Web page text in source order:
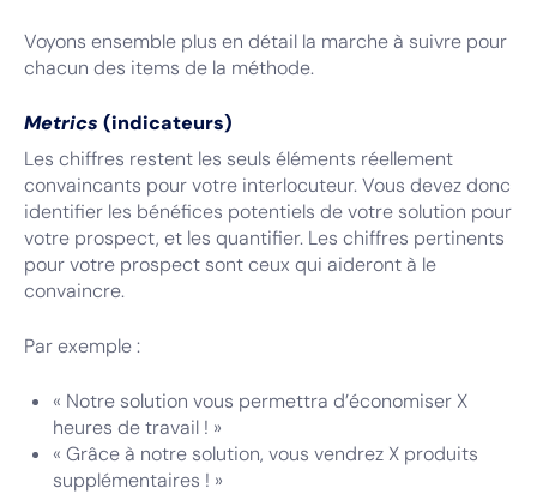
Voyons ensemble plus en détail la marche à suivre pour
chacun des items de la méthode.
Metrics (indicateurs)
Les chiffres restent les seuls éléments réellement
convaincants pour votre interlocuteur. Vous devez donc
identifier les bénéfices potentiels de votre solution pour
votre prospect, et les quantifier. Les chiffres pertinents
pour votre prospect sont ceux qui aideront à le
convaincre.
Par exemple :
« Notre solution vous permettra d’économiser X
heures de travail ! »
« Grâce à notre solution, vous vendrez X produits
supplémentaires ! »